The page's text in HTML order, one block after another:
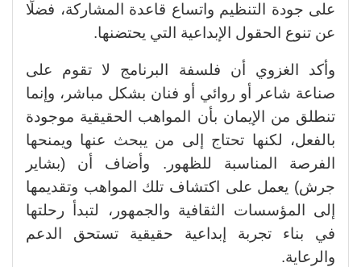
على جودة التنظيم واتساع قاعدة المشاركة، فضلًا
عن تنوع الحقول الإبداعية التي يحتضنها.
وأكد الغزوي أن فلسفة البرنامج لا تقوم على
صناعة شاعر أو روائي أو فنان بشكل مباشر، وإنما
تنطلق من الإيمان بأن المواهب الحقيقية موجودة
بالفعل، لكنها تحتاج إلى من يبحث عنها ويمنحها
الفرصة المناسبة للظهور. وأضاف أن (بشاير
جرش) يعمل على اكتشاف تلك المواهب وتقديمها
إلى المؤسسات الثقافية والجمهور، لتبدأ رحلتها
في بناء تجربة إبداعية حقيقية تستحق الدعم
والرعاية.